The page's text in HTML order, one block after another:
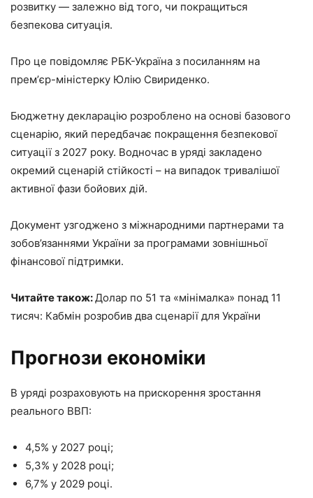
розвитку — залежно від того, чи покращиться
безпекова ситуація.
Про це повідомляє РБК-Україна з посиланням на
премʼєр-міністерку Юлію Свириденко.
Бюджетну декларацію розроблено на основі базового
сценарію, який передбачає покращення безпекової
ситуації з 2027 року. Водночас в уряді закладено
окремий сценарій стійкості – на випадок тривалішої
активної фази бойових дій.
Документ узгоджено з міжнародними партнерами та
зобов’язаннями України за програмами зовнішньої
фінансової підтримки.
Читайте також: Долар по 51 та «мінімалка» понад 11
тисяч: Кабмін розробив два сценарії для України
Прогнози економіки
В уряді розраховують на прискорення зростання
реального ВВП:
4,5% у 2027 році;
5,3% у 2028 році;
6,7% у 2029 році.